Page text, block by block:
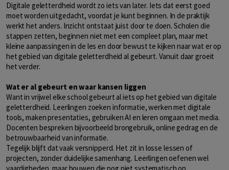
Digitale geletterdheid wordt zo iets van later. Iets dat eerst goed
moet worden uitgedacht, voordat je kunt beginnen. In de praktijk
werkt het anders. Inzicht ontstaat juist door te doen. Scholen die
stappen zetten, beginnen niet met een compleet plan, maar met
kleine aanpassingen in de les en door bewust te kijken naar wat er op
het gebied van digitale geletterdheid al gebeurt. Vanuit daar groeit
het verder.
Wat er al gebeurt en waar kansen liggen
Want in vrijwel elke school gebeurt al iets op het gebied van digitale
geletterdheid. Leerlingen zoeken informatie, werken met digitale
tools, maken presentaties, gebruiken AI en leren omgaan met media.
Docenten bespreken bijvoorbeeld brongebruik, online gedrag en de
betrouwbaarheid van informatie.
Tegelijk blijft dat vaak versnipperd. Het zit in losse lessen of
projecten, zonder duidelijke samenhang. Leerlingen oefenen wel